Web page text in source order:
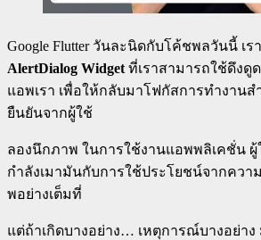
Google Flutter วันละนิดกับโค้ชพลวันนี้ เร
AlertDialog Widget ที่เราสามารถใช้ดึงดู
แอพเรา เพื่อให้กลับมาโฟกัสการทำงาน
ยืนยันจากผู้ใช้
ลองนึกภาพ ในการใช้งานแอพพลิเคชั่น ผู้
กำลังเมามันกับการใช้ประโยชน์จากควา
พอย่างเต็มที่
แต่ถ้าเกิดบางอย่าง… เหตุการณ์บางอย่า